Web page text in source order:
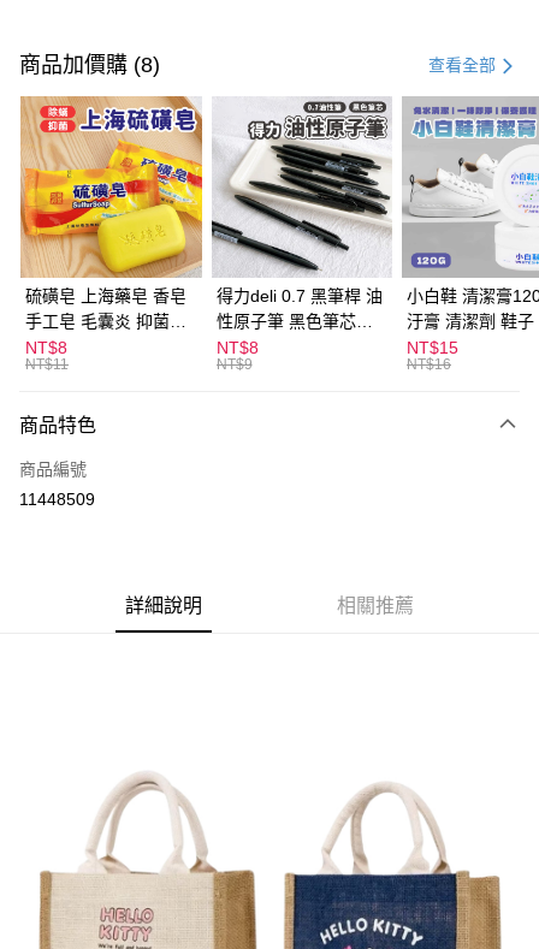
信用卡一次付款
超商取貨付款
LINE Pay
Apple Pay
街口支付
悠遊付
ATM付款
全家取貨付款
每筆NT$60，滿NT$599(含以上)免運費
付款後全家取貨
每筆NT$60，滿NT$599(含以上)免運費
商品加價購 (8) 查看全部
硫磺皂 上海藥皂 香皂
手工皂 毛囊炎 抑菌除
蟎 清潔護膚 去油去痘
寵物皮膚病 狗狗貓咪
NT$8
NT$11
得力deli 0.7 黑筆桿 油
性原子筆 黑色筆芯
S304
NT$8
NT$9
小白鞋 清潔膏
汙膏 清潔劑 鞋子
漬 白皮鞋 鞋油
NT$15
NT$16
商品特色
商品編號
11448509
詳細說明 相關推薦